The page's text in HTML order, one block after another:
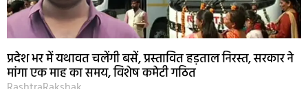
प्रदेश भर में यथावत चलेंगी बसें, प्रस्तावित हड़ताल निरस्त, सरकार ने
मांगा एक माह का समय, विशेष कमेटी गठित